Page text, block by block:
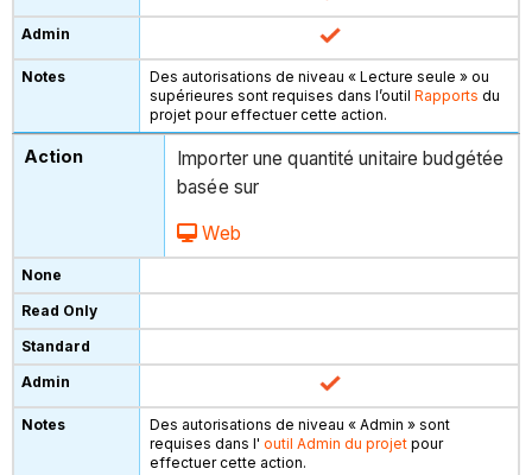
Des autorisations de niveau « Lecture seule » ou
supérieures sont requises dans l’outilRapports du
projet pour effectuer cette action.
Importer une quantité unitaire budgétée
basée sur
Web
Des autorisations de niveau « Admin » sont
requises dans l'outil Admin du projet pour
effectuer cette action.